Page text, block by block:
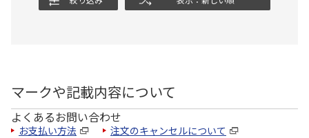
マークや記載内容について
よくあるお問い合わせ
お支払い方法 注文のキャンセルについて